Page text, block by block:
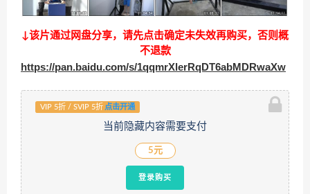
↓该片通过网盘分享，请先点击确定未失效再购买，否则概
不退款
https://pan.baidu.com/s/1qqmrXlerRqDT6abMDRwaXw
VIP 5折 / SVIP 5折 点击开通
当前隐藏内容需要支付
5元
登录购买